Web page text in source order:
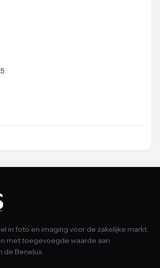
in foto en imaging voor de zakelijke markt.
met toegevoegde waarde aan
de Benelux.